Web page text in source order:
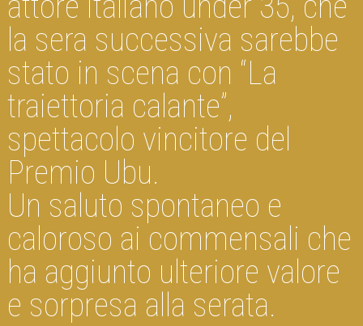
la sera successiva sarebbe
stato in scena con “La
traiettoria calante”,
spettacolo vincitore del
Premio Ubu.
Un saluto spontaneo e
caloroso ai commensali che
ha aggiunto ulteriore valore
e sorpresa alla serata.